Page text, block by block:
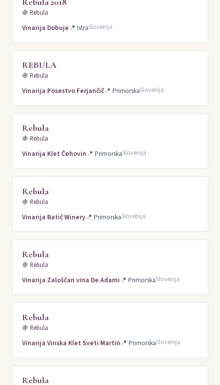
🍇 Rebula
Vinarija Dobuje📍 IstraSlovenija
REBULA
🍇 Rebula
Vinarija Posestvo Ferjančič📍 PrimorskaSlovenija
Rebula
🍇 Rebula
Vinarija Klet Čehovin📍 PrimorskaSlovenija
Rebula
🍇 Rebula
Vinarija Batič Winery📍 PrimorskaSlovenija
Rebula
🍇 Rebula
Vinarija Zaloščan vina De Adami📍 PrimorskaSlovenija
Rebula
🍇 Rebula
Vinarija Vinska Klet Sveti Martin📍 PrimorskaSlovenija
Rebula